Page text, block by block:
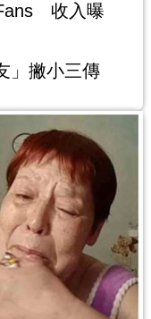
收入曝
」撇小三傳